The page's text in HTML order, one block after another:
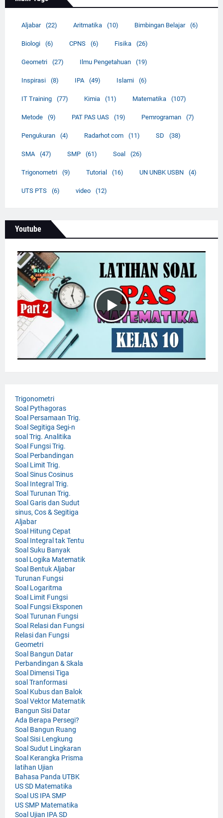
Aljabar (22) Aritmatika (10) Bimbingan Belajar (6)
Biologi (6) CPNS (6) Fisika (26)
Geometri (27) Ilmu Pengetahuan (19)
Inspirasi (8) IPA (49) Islami (6)
IT Training (77) Kimia (11) Matematika (107)
Metode (9) PAT PAS UAS (19) Pemrograman (7)
Pengukuran (4) Radarhot com (11) SD (38)
SMA (47) SMP (61) Soal (26)
Trigonometri (9) Tutorial (16) UN UNBK USBN (4)
UTS PTS (6) video (12)
Youtube
Trigonometri
Soal Pythagoras
Soal Persamaan Trig.
Soal Segitiga Segi-n
soal Trig. Analitika
Soal Fungsi Trig.
Soal Perbandingan
Soal Limit Trig.
Soal Sinus Cosinus
Soal Integral Trig.
Soal Turunan Trig.
Soal Garis dan Sudut
sinus, Cos & Segitiga
Aljabar
Soal Hitung Cepat
Soal Integral tak Tentu
Soal Suku Banyak
soal Logika Matematik
Soal Bentuk Aljabar
Turunan Fungsi
Soal Logaritma
Soal Limit Fungsi
Soal Fungsi Eksponen
Soal Turunan Fungsi
Soal Relasi dan Fungsi
Relasi dan Fungsi
Geometri
Soal Bangun Datar
Perbandingan & Skala
Soal Dimensi Tiga
soal Tranformasi
Soal Kubus dan Balok
Soal Vektor Matematik
Bangun Sisi Datar
Ada Berapa Persegi?
Soal Bangun Ruang
Soal Sisi Lengkung
Soal Sudut Lingkaran
Soal Kerangka Prisma
latihan Ujian
Bahasa Panda UTBK
US SD Matematika
Soal US IPA SMP
US SMP Matematika
Soal Ujian IPA SD